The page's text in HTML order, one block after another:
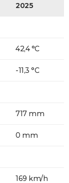
2025
42,4 °C
-11,3 °C
717 mm
0 mm
169 km/h